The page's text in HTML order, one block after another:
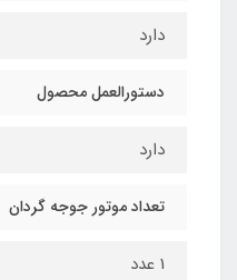
دارد
دستورالعمل محصول
دارد
تعداد موتور جوجه گردان
1 عدد